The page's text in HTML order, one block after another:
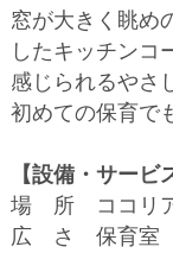
窓が大きく眺め
したキッチンコ
感じられるやさ
初めての保育で
【設備・サービ
場 所 ココリア
広 さ 保育室